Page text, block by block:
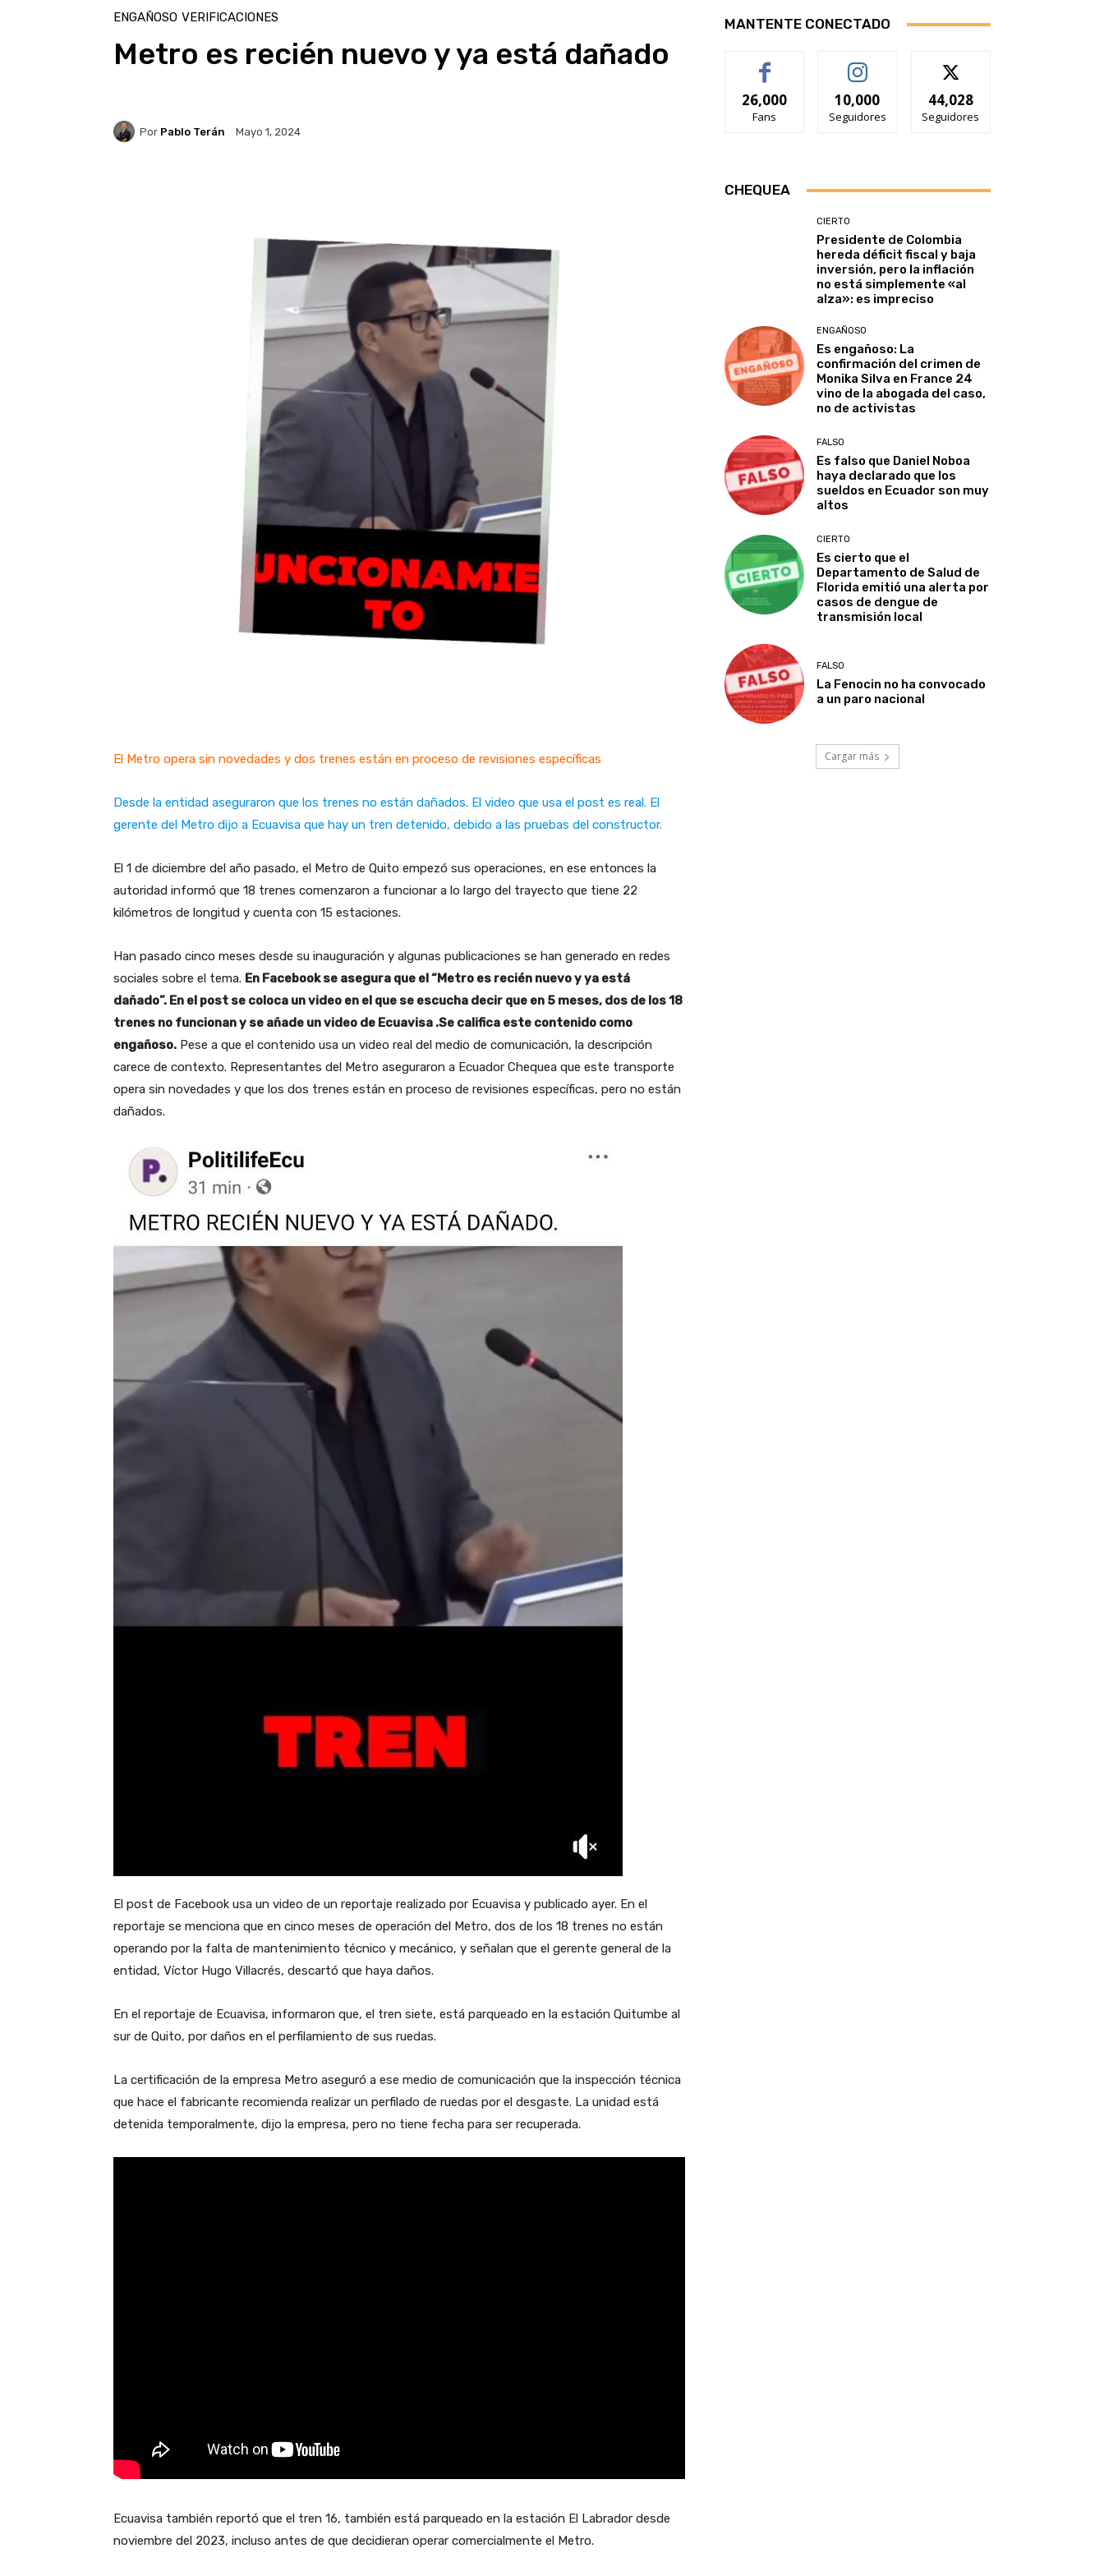
ENGAÑOSO VERIFICACIONES
Metro es recién nuevo y ya está dañado
Por Pablo Terán Mayo 1, 2024
El Metro opera sin novedades y dos trenes están en proceso de revisiones específicas
Desde la entidad aseguraron que los trenes no están dañados. El video que usa el post es real. El
gerente del Metro dijo a Ecuavisa que hay un tren detenido, debido a las pruebas del constructor.
El 1 de diciembre del año pasado, el Metro de Quito empezó sus operaciones, en ese entonces la
autoridad informó que 18 trenes comenzaron a funcionar a lo largo del trayecto que tiene 22
kilómetros de longitud y cuenta con 15 estaciones.
Han pasado cinco meses desde su inauguración y algunas publicaciones se han generado en redes
sociales sobre el tema. En Facebook se asegura que el “Metro es recién nuevo y ya está
dañado”. En el post se coloca un video en el que se escucha decir que en 5 meses, dos de los 18
trenes no funcionan y se añade un video de Ecuavisa .Se califica este contenido como
engañoso. Pese a que el contenido usa un video real del medio de comunicación, la descripción
carece de contexto. Representantes del Metro aseguraron a Ecuador Chequea que este transporte
opera sin novedades y que los dos trenes están en proceso de revisiones específicas, pero no están
dañados.
El post de Facebook usa un video de un reportaje realizado por Ecuavisa y publicado ayer. En el
reportaje se menciona que en cinco meses de operación del Metro, dos de los 18 trenes no están
operando por la falta de mantenimiento técnico y mecánico, y señalan que el gerente general de la
entidad, Víctor Hugo Villacrés, descartó que haya daños.
En el reportaje de Ecuavisa, informaron que, el tren siete, está parqueado en la estación Quitumbe al
sur de Quito, por daños en el perfilamiento de sus ruedas.
La certificación de la empresa Metro aseguró a ese medio de comunicación que la inspección técnica
que hace el fabricante recomienda realizar un perfilado de ruedas por el desgaste. La unidad está
detenida temporalmente, dijo la empresa, pero no tiene fecha para ser recuperada.
Ecuavisa también reportó que el tren 16, también está parqueado en la estación El Labrador desde
noviembre del 2023, incluso antes de que decidieran operar comercialmente el Metro.
MANTENTE CONECTADO
26,000
Fans
10,000
Seguidores
44,028
Seguidores
CHEQUEA
CIERTO
Presidente de Colombia
hereda déficit fiscal y baja
inversión, pero la inflación
no está simplemente «al
alza»: es impreciso
ENGAÑOSO
Es engañoso: La
confirmación del crimen de
Monika Silva en France 24
vino de la abogada del caso,
no de activistas
FALSO
Es falso que Daniel Noboa
haya declarado que los
sueldos en Ecuador son muy
altos
CIERTO
Es cierto que el
Departamento de Salud de
Florida emitió una alerta por
casos de dengue de
transmisión local
FALSO
La Fenocin no ha convocado
a un paro nacional
Cargar más